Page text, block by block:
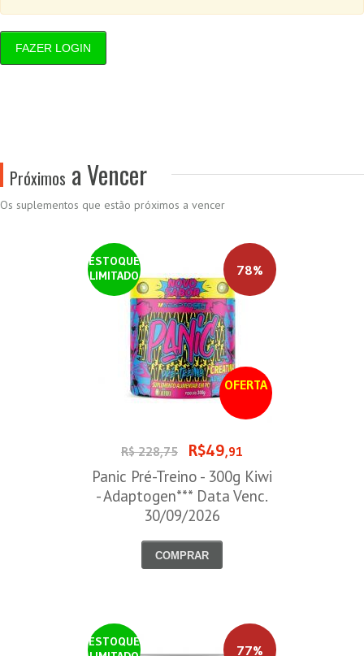
FAZER LOGIN
Próximos a Vencer
Os suplementos que estão próximos a vencer
ESTOQUE
LIMITADO
OFERTA
78%
R$ 228,75 R$49,91
Panic Pré-Treino - 300g Kiwi
- Adaptogen*** Data Venc.
30/09/2026
COMPRAR
ESTOQUE
77%